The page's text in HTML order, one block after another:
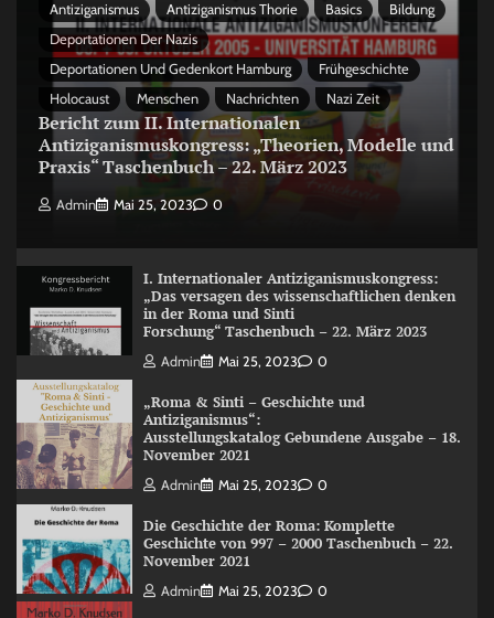
Antiziganismus Antiziganismus Thorie Basics
Bildung
Deportationen Der Nazis
Deportationen Und Gedenkort Hamburg
Frühgeschichte
Holocaust
Menschen Nachrichten Nazi Zeit
Bericht zum II. Internationalen
Antiziganismuskongress: „Theorien, Modelle und
Praxis“ Taschenbuch – 22. März 2023
Admin Mai 25, 2023 0
I. Internationaler Antiziganismuskongress:
„Das versagen des wissenschaftlichen denken
in der Roma und Sinti
Forschung“ Taschenbuch – 22. März 2023
Admin Mai 25, 2023 0
„Roma & Sinti – Geschichte und
Antiziganismus“:
Ausstellungskatalog Gebundene Ausgabe – 18.
November 2021
Admin Mai 25, 2023 0
Die Geschichte der Roma: Komplette
Geschichte von 997 – 2000 Taschenbuch – 22.
November 2021
Admin Mai 25, 2023 0